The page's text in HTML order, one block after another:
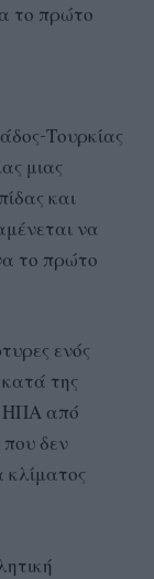
το πρώτο
Τουρκίας
μιας
και
να
το πρώτο
ενός
της
ΗΠΑ από
δεν